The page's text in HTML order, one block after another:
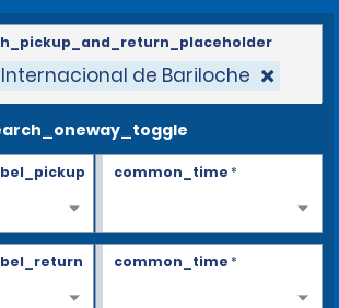
de Bariloche
common_time*
common_time*